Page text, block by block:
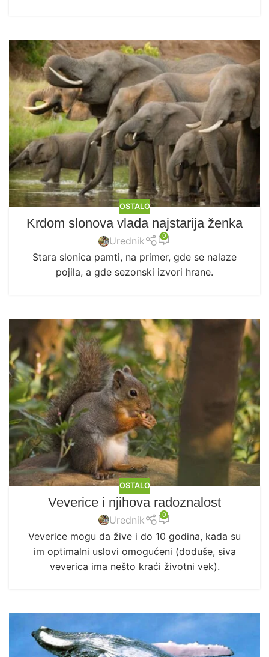
OSTALO
Krdom slonova vlada najstarija ženka
Urednik 0
Stara slonica pamti, na primer, gde se nalaze
pojila, a gde sezonski izvori hrane.
OSTALO
Veverice i njihova radoznalost
Urednik 0
Veverice mogu da žive i do 10 godina, kada su
im optimalni uslovi omogućeni (doduše, siva
veverica ima nešto kraći životni vek).